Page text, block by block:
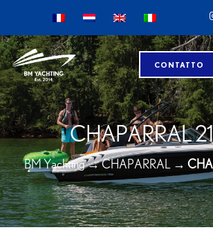
CONTATTO
CHAPARRAL 21
BM Yachting→CHAPARRAL →